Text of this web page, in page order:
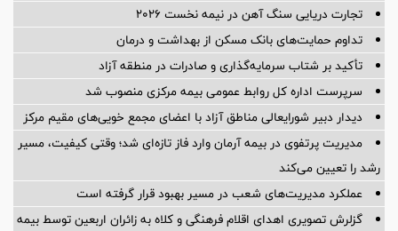
تجارت دریایی سنگ آهن در نیمه نخست ۲۰۲۶
تداوم حمایت‌های بانک مسکن از بهداشت و درمان
تأکید بر شتاب سرمایه‌گذاری و صادرات در منطقه آزاد
سرپرست اداره کل روابط عمومی بیمه مرکزی منصوب شد
دیدار دبیر شورایعالی مناطق آزاد با اعضای مجمع خویی‌های مقیم مرکز
مدیریت پرتفوی در بیمه آرمان وارد فاز تازه‌ای شد؛ وقتی کیفیت، مسیر
رشد را تعیین می‌کند
عملکرد مدیریت‌های شعب در مسیر بهبود قرار گرفته است
گزلرش تصویری اهدای اقلام فرهنگی و کلاه به زائران اربعین توسط بیمه